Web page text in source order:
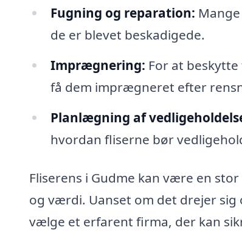
Fugning og reparation:
de er blevet beskadigede.
Imprægnering: For at
få dem imprægneret efter
Planlægning af
hvordan fliserne bør
Fliserens i Gudme kan være en
og værdi. Uanset om det drejer
vælge et erfarent firma, der kan